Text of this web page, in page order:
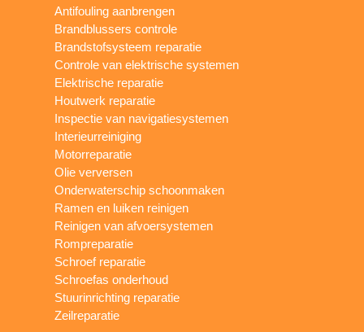
Antifouling aanbrengen
Brandblussers controle
Brandstofsysteem reparatie
Controle van elektrische systemen
Elektrische reparatie
Houtwerk reparatie
Inspectie van navigatiesystemen
Interieurreiniging
Motorreparatie
Olie verversen
Onderwaterschip schoonmaken
Ramen en luiken reinigen
Reinigen van afvoersystemen
Rompreparatie
Schroef reparatie
Schroefas onderhoud
Stuurinrichting reparatie
Zeilreparatie